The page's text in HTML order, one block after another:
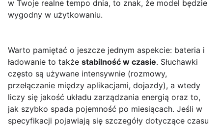
w Twoje realne tempo dnia, to znak, że model będzie
wygodny w użytkowaniu.
Warto pamiętać o jeszcze jednym aspekcie: bateria i
ładowanie to także stabilność w czasie. Słuchawki
często są używane intensywnie (rozmowy,
przełączanie między aplikacjami, dojazdy), a wtedy
liczy się jakość układu zarządzania energią oraz to,
jak szybko spada pojemność po miesiącach. Jeśli w
specyfikacji pojawiają się szczegóły dotyczące czasu